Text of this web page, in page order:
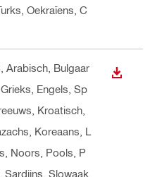
Oekraïens, C
, Arabisch, Bulgaar
Engels, Sp
Kroatisch,
Koreaans, L
Noors, Pools, P
Sardijns, Slowaak